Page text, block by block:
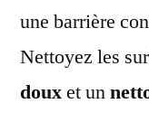
une barrière
Nettoyez les
douxet un